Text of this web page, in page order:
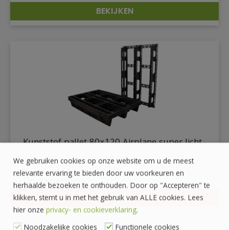
DETAILS
BEKIJKEN
DETAILS
Kunststof pallet 80×120 Airplane super licht
Op aanvraag
OFFERTE
We gebruiken cookies op onze website om u de meest
relevante ervaring te bieden door uw voorkeuren en
herhaalde bezoeken te onthouden. Door op "Accepteren" te
klikken, stemt u in met het gebruik van ALLE cookies. Lees
hier onze privacy- en cookieverklaring.